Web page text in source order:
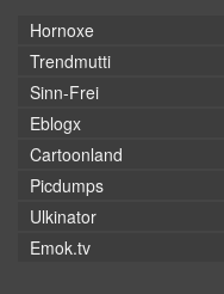
Hornoxe
Trendmutti
Sinn-Frei
Eblogx
Cartoonland
Picdumps
Ulkinator
Emok.tv